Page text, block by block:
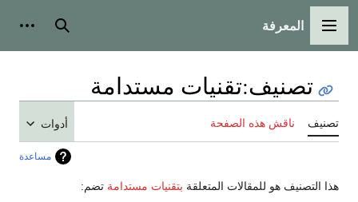
القائمة الرئيسية
المعرفة بحث
تصنيف:تقنيات مستدامة
تصنيف ناقش هذه الصفحة أدوات
مساعدة
هذا التصنيف هو للمقالات المتعلقة بتقنيات مستدامة تضم: